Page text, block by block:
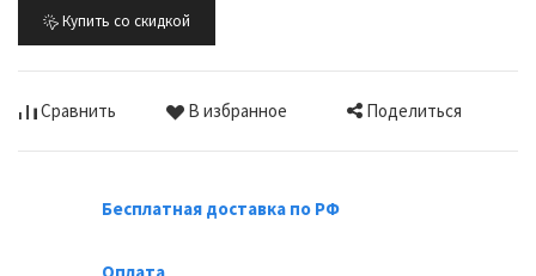
Купить со скидкой
Сравнить В избранное Поделиться
Бесплатная доставка по РФ
Оплата